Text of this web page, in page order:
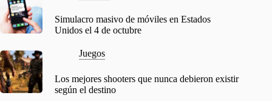
Simulacro masivo de móviles en Estados
Unidos el 4 de octubre
Juegos
Los mejores shooters que nunca debieron existir
según el destino